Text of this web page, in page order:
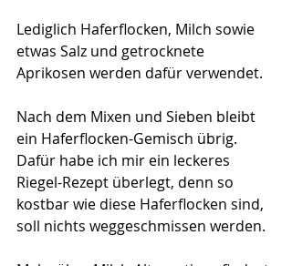
Lediglich Haferflocken, Milch sowie
etwas Salz und getrocknete
Aprikosen werden dafür verwendet.
Nach dem Mixen und Sieben bleibt
ein Haferflocken-Gemisch übrig.
Dafür habe ich mir ein leckeres
Riegel-Rezept überlegt, denn so
kostbar wie diese Haferflocken sind,
soll nichts weggeschmissen werden.